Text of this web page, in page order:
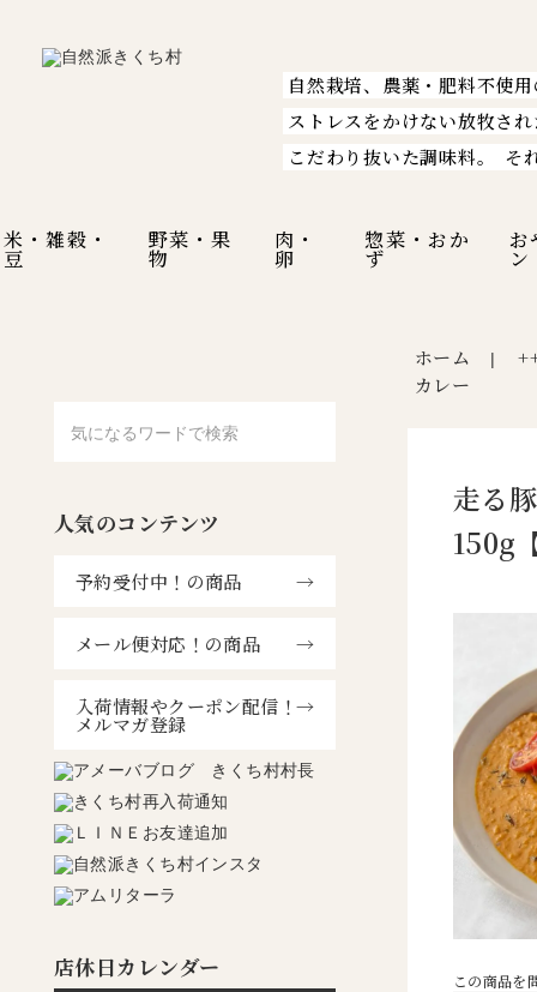
自然栽培、農薬・肥料不使
ストレスをかけない放牧さ
こだわり抜いた調味料。
そ
米・雑穀・
豆
野菜・果
物
肉・
卵
惣菜・おか
ず
お
ン
ホーム |
カレー
走る
150g
この商品を
人気のコンテンツ
予約受付中！の商品
メール便対応！の商品
入荷情報やクーポン配信！
メルマガ登録
店休日カレンダー